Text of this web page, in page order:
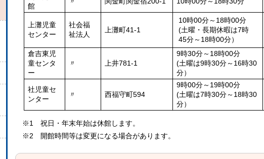
館
上灘児童
センター
社会福
祉法人
上灘町41-1
10時00分～18時00分
(土曜・長期休暇は7時
45分～18時00分）
倉吉東児
童センタ
ー
〃 上井781-1
9時30分～18時00分
(土曜は9時30分～16時30
分）
社児童セ
ンター
〃 西福守町594
9時00分～19時00分
(土曜は7時30分～18時30
分）
※1 祝日・年末年始は休館します。
※2 開館時間等は変更になる場合があります。